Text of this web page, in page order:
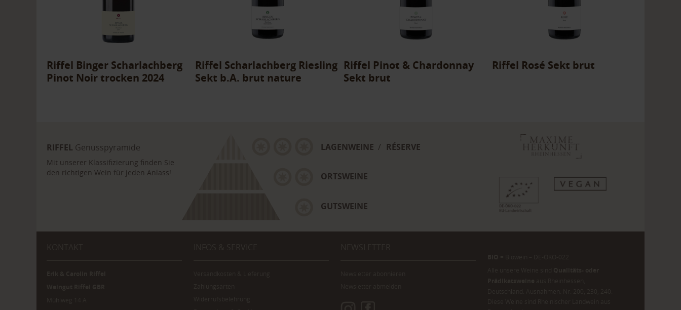
Riffel Binger Scharlachberg
Pinot Noir trocken 2024
Riffel Scharlachberg Riesling
Sekt b.A. brut nature
Riffel Pinot & Chardonnay
Sekt brut
Riffel Rosé Sekt brut
RIFFEL Genusspyramide
Mit unserer Klassifizierung finden Sie
den richtigen Wein für jeden Anlass!
LAGENWEINE / RÉSERVE
ORTSWEINE
GUTSWEINE